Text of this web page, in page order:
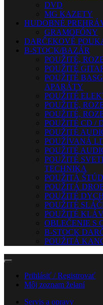
DVD
MG KAZETY
HUDOBNÉ
GRAMOFÓNY
DARČEKOVÉ
B-STOCK/BAZÁR
POUŽITÉ,
POUŽITÉ
POUŽITÉ
APARÁTY
POUŽITÉ
POUŽITÉ,
POUŽITÉ,
POUŽITÉ CD /
POUŽITÉ
POUŽÍVANÁ
POUŽITÉ
POUŽITÉ
TECHNIKA
POUŽITÁ
POUŽITÁ
POUŽITÉ
POUŽITÉ
POUŽITÉ
OBLEČENIE S
B-STOCK
POUŽITÁ
Prihlásiť / Registrovať
Môj zoznam želaní
Servis a opravy